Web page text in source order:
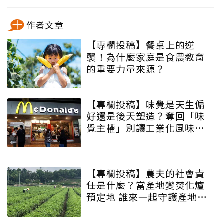
作者文章
【專欄投稿】餐桌上的逆
襲！為什麼家庭是食農教育
的重要力量來源？
【專欄投稿】味覺是天生偏
好還是後天塑造？奪回「味
覺主權」別讓工業化風味定
【專欄投稿】農夫的社會責
任是什麼？當產地變焚化爐
預定地 誰來一起守護產地與